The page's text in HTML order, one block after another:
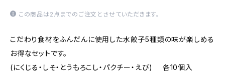
この商品は2点までのご注文とさせていただきます。
こだわり食材をふんだんに使用した水餃子5種類の味が楽しめる
お得なセットです。
(にくじる・しそ・とうもろこし・パクチー・えび) 各10個入